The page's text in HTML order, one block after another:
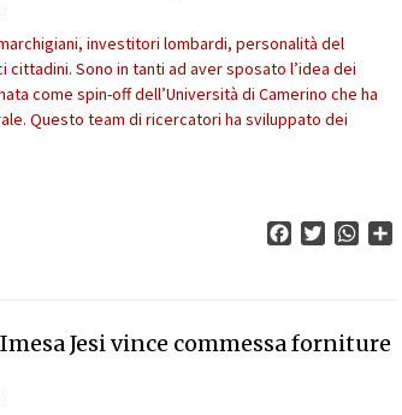
investitori lombardi, personalità del
cittadini. Sono in tanti ad aver sposato l’idea dei
come spin-off dell’Università di Camerino che ha
Questo team di ricercatori ha sviluppato dei
FacebookTwitter
Jesi vince commessa forniture